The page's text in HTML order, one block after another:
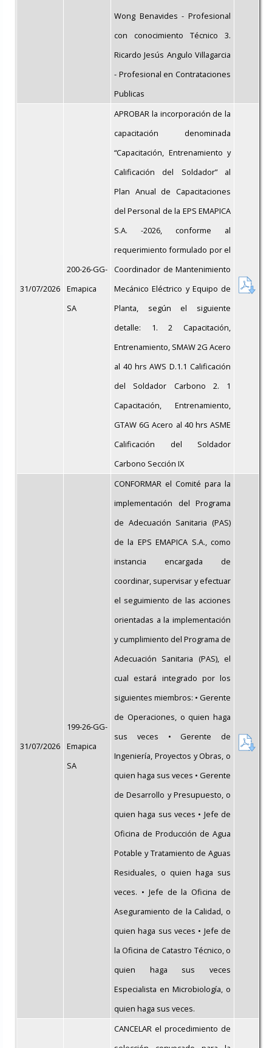
Wong Benavides - Profesional
con conocimiento Técnico 3.
Ricardo Jesús Angulo Villagarcia
- Profesional en Contrataciones
Publicas
31/07/2026
200-26-GG-
Emapica
SA
APROBAR la incorporación de la
capacitación denominada
“Capacitación, Entrenamiento y
Calificación del Soldador” al
Plan Anual de Capacitaciones
del Personal de la EPS EMAPICA
S.A. -2026, conforme al
requerimiento formulado por el
Coordinador de Mantenimiento
Mecánico Eléctrico y Equipo de
Planta, según el siguiente
detalle: 1. 2 Capacitación,
Entrenamiento, SMAW 2G Acero
al 40 hrs AWS D.1.1 Calificación
del Soldador Carbono 2. 1
Capacitación, Entrenamiento,
GTAW 6G Acero al 40 hrs ASME
Calificación del Soldador
Carbono Sección IX
31/07/2026
199-26-GG-
Emapica
SA
CONFORMAR el Comité para la
implementación del Programa
de Adecuación Sanitaria (PAS)
de la EPS EMAPICA S.A., como
instancia encargada de
coordinar, supervisar y efectuar
el seguimiento de las acciones
orientadas a la implementación
y cumplimiento del Programa de
Adecuación Sanitaria (PAS), el
cual estará integrado por los
siguientes miembros: • Gerente
de Operaciones, o quien haga
sus veces • Gerente de
Ingeniería, Proyectos y Obras, o
quien haga sus veces • Gerente
de Desarrollo y Presupuesto, o
quien haga sus veces • Jefe de
Oficina de Producción de Agua
Potable y Tratamiento de Aguas
Residuales, o quien haga sus
veces. • Jefe de la Oficina de
Aseguramiento de la Calidad, o
quien haga sus veces • Jefe de
la Oficina de Catastro Técnico, o
quien haga sus veces
Especialista en Microbiología, o
quien haga sus veces.
CANCELAR el procedimiento de